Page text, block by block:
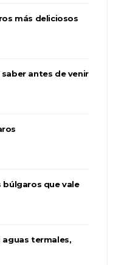
más deliciosos
antes de venir
búlgaros que vale
aguas termales,